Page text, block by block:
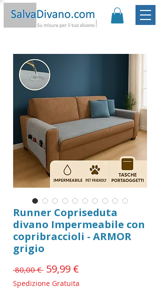
Runner Copriseduta
divano Impermeabile con
copribraccioli - ARMOR
grigio
80,00 € Prezzo
regolare
59,99 €
Spedizione Gratuita